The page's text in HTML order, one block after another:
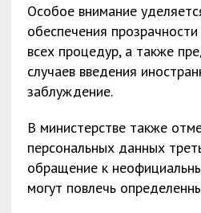
Особое внимание
обеспечения
всех процедур, а также
случаев введения
заблуждение.
В министерстве также
персональных данных
обращение к
могут повлечь